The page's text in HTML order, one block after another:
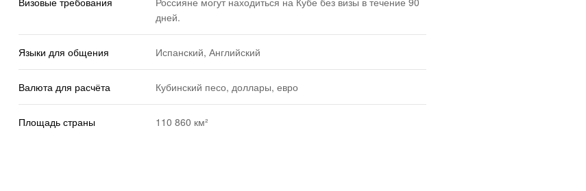
дней.
Языки для общения Испанский, Английский
Валюта для расчёта Кубинский песо, доллары, евро
Площадь страны 110 860 км²